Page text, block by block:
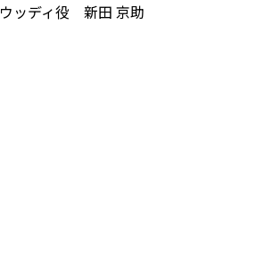
ウッディ役 新田 京助